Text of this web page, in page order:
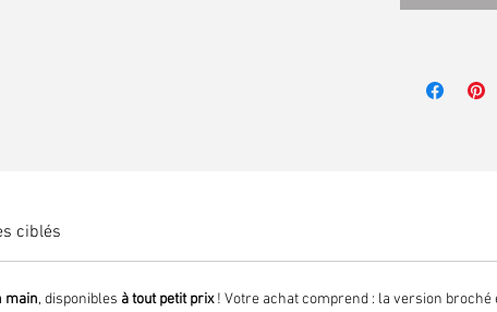
ciblés
main, disponibles à tout petit prix! Votre achat comprend : la version broché